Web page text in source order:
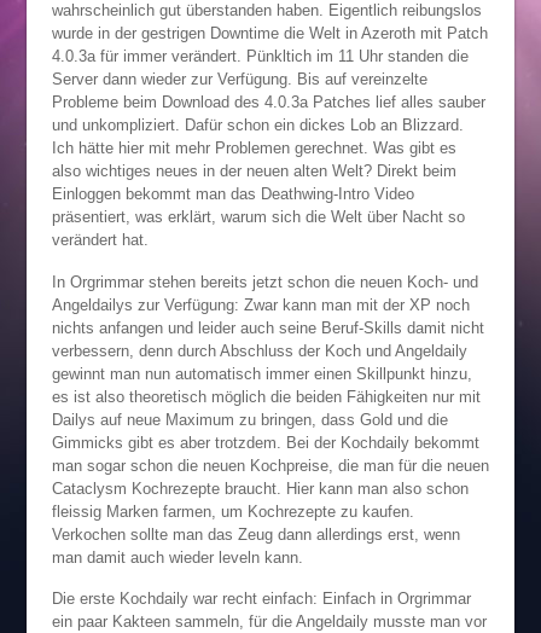
wahrscheinlich gut überstanden haben. Eigentlich reibungslos
wurde in der gestrigen Downtime die Welt in Azeroth mit Patch
4.0.3a für immer verändert. Pünkltich im 11 Uhr standen die
Server dann wieder zur Verfügung. Bis auf vereinzelte
Probleme beim Download des 4.0.3a Patches lief alles sauber
und unkompliziert. Dafür schon ein dickes Lob an Blizzard.
Ich hätte hier mit mehr Problemen gerechnet. Was gibt es
also wichtiges neues in der neuen alten Welt? Direkt beim
Einloggen bekommt man das Deathwing-Intro Video
präsentiert, was erklärt, warum sich die Welt über Nacht so
verändert hat.
In Orgrimmar stehen bereits jetzt schon die neuen Koch- und
Angeldailys zur Verfügung: Zwar kann man mit der XP noch
nichts anfangen und leider auch seine Beruf-Skills damit nicht
verbessern, denn durch Abschluss der Koch und Angeldaily
gewinnt man nun automatisch immer einen Skillpunkt hinzu,
es ist also theoretisch möglich die beiden Fähigkeiten nur mit
Dailys auf neue Maximum zu bringen, dass Gold und die
Gimmicks gibt es aber trotzdem. Bei der Kochdaily bekommt
man sogar schon die neuen Kochpreise, die man für die neuen
Cataclysm Kochrezepte braucht. Hier kann man also schon
fleissig Marken farmen, um Kochrezepte zu kaufen.
Verkochen sollte man das Zeug dann allerdings erst, wenn
man damit auch wieder leveln kann.
Die erste Kochdaily war recht einfach: Einfach in Orgrimmar
ein paar Kakteen sammeln, für die Angeldaily musste man vor